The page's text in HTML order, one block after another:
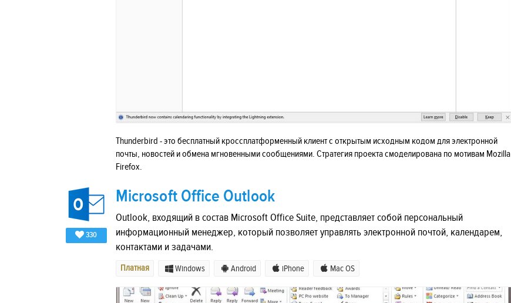
Thunderbird - это бесплатный кроссплатформенный клиент с открытым исходным кодом для электронной
почты, новостей и обмена мгновенными сообщениями. Стратегия проекта смоделирована по мотивам Mozilla
Firefox.
330
Microsoft Office Outlook
Outlook, входящий в состав Microsoft Office Suite, представляет собой персональный
информационный менеджер, который позволяет управлять электронной почтой, календарем,
контактами и задачами.
Платная Windows Android iPhone Mac OS